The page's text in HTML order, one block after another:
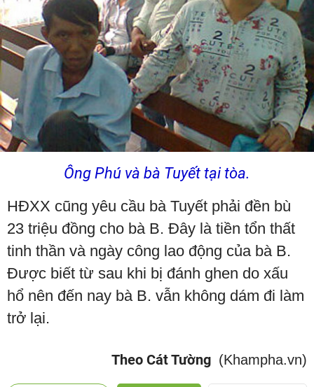
Ông Phú và bà Tuyết tại tòa.
HĐXX cũng yêu cầu bà Tuyết phải đền bù
23 triệu đồng cho bà B. Đây là tiền tổn thất
tinh thần và ngày công lao động của bà B.
Được biết từ sau khi bị đánh ghen do xấu
hổ nên đến nay bà B. vẫn không dám đi làm
trở lại.
Theo Cát Tường (Khampha.vn)